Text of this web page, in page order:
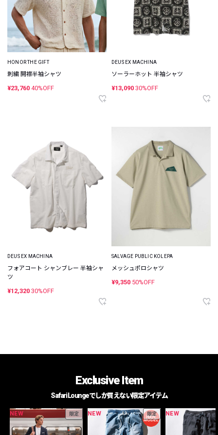
HONOR THE GIFT
刺繍 開襟半袖シャツ
¥23,760 40%OFF
DEUS EX MACHINA
ソーラーホット 半袖シャツ
¥13,090 30%OFF
DEUS EX MACHINA
フォアコート シャンブレー 半袖シャ
ツ
¥12,320 30%OFF
SALVAGE PUBLIC KOLEPA
メッシュポロシャツ
¥9,350 50%OFF
Exclusive Item
Safari Loungeでしか買えない限定アイテム
NEW 限定 NEW 限定 NEW